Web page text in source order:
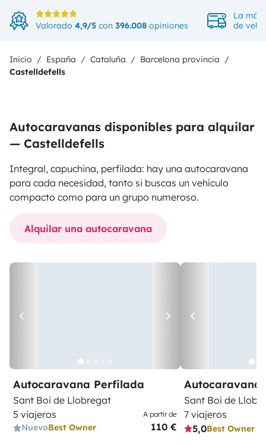
Valorado 4,9/5 con 396.008 opiniones
La
de
Inicio España Cataluña
Barcelona provincia
Castelldefells
Autocaravanas disponibles para alquilar
— Castelldefells
Integral, capuchina, perfilada: hay una autocaravana
para cada necesidad, tanto si buscas un vehículo
compacto como para un grupo numeroso.
Alquilar una autocaravana
Autocaravana Perfilada
Sant Boi de Llobregat
5 viajeros
NuevoBest Owner
A partir de
110 €
Autocaravana
Sant Boi de
7 viajeros
5,0Best Owner